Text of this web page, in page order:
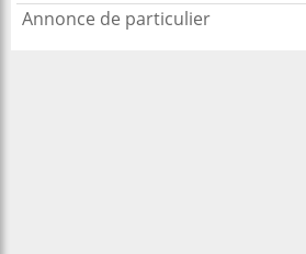
Annonce de particulier